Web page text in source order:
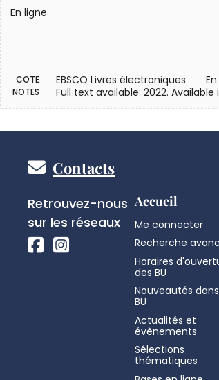
En ligne
COTE EBSCO Livres électroniques
NOTES Full text available: 2022. Available
Pied
de
page
Contacts
Réseaux
sociaux
Retrouvez-nous
sur les réseaux
Accueil
Me connecter
Recherche
Horaires
des BU
Nouveautés
BU
Actualités et
évènements
Sélections
thématiques